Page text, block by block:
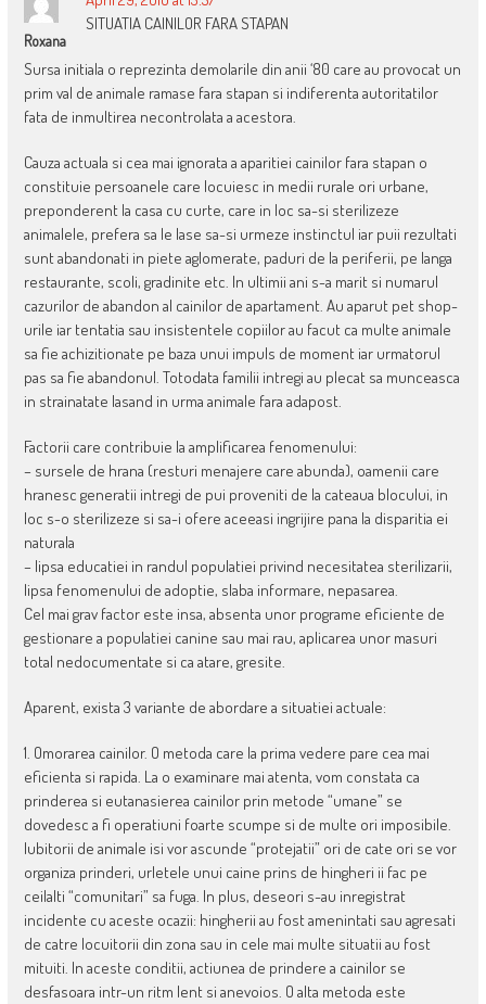
Roxana
SITUATIA CAINILOR FARA STAPAN
Sursa initiala o reprezinta demolarile din anii ‘80 care au provocat un
prim val de animale ramase fara stapan si indiferenta autoritatilor
fata de inmultirea necontrolata a acestora.
Cauza actuala si cea mai ignorata a aparitiei cainilor fara stapan o
constituie persoanele care locuiesc in medii rurale ori urbane,
preponderent la casa cu curte, care in loc sa-si sterilizeze
animalele, prefera sa le lase sa-si urmeze instinctul iar puii rezultati
sunt abandonati in piete aglomerate, paduri de la periferii, pe langa
restaurante, scoli, gradinite etc. In ultimii ani s-a marit si numarul
cazurilor de abandon al cainilor de apartament. Au aparut pet shop-
urile iar tentatia sau insistentele copiilor au facut ca multe animale
sa fie achizitionate pe baza unui impuls de moment iar urmatorul
pas sa fie abandonul. Totodata familii intregi au plecat sa munceasca
in strainatate lasand in urma animale fara adapost.
Factorii care contribuie la amplificarea fenomenului:
– sursele de hrana (resturi menajere care abunda), oamenii care
hranesc generatii intregi de pui proveniti de la cateaua blocului, in
loc s-o sterilizeze si sa-i ofere aceeasi ingrijire pana la disparitia ei
naturala
– lipsa educatiei in randul populatiei privind necesitatea sterilizarii,
lipsa fenomenului de adoptie, slaba informare, nepasarea.
Cel mai grav factor este insa, absenta unor programe eficiente de
gestionare a populatiei canine sau mai rau, aplicarea unor masuri
total nedocumentate si ca atare, gresite.
Aparent, exista 3 variante de abordare a situatiei actuale:
1. Omorarea cainilor. O metoda care la prima vedere pare cea mai
eficienta si rapida. La o examinare mai atenta, vom constata ca
prinderea si eutanasierea cainilor prin metode “umane” se
dovedesc a fi operatiuni foarte scumpe si de multe ori imposibile.
Iubitorii de animale isi vor ascunde “protejatii” ori de cate ori se vor
organiza prinderi, urletele unui caine prins de hingheri ii fac pe
ceilalti “comunitari” sa fuga. In plus, deseori s-au inregistrat
incidente cu aceste ocazii: hingherii au fost amenintati sau agresati
de catre locuitorii din zona sau in cele mai multe situatii au fost
mituiti. In aceste conditii, actiunea de prindere a cainilor se
desfasoara intr-un ritm lent si anevoios. O alta metoda este